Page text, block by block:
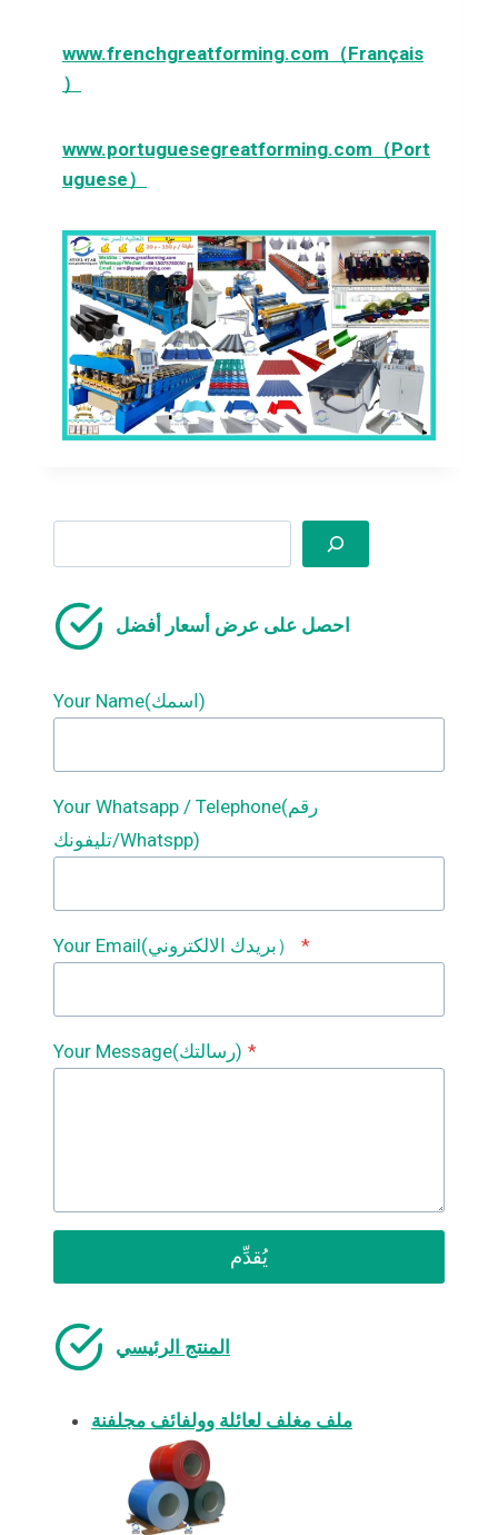
www.frenchgreatforming.com（Français
）
www.portuguesegreatforming.com（Port
uguese）
احصل على عرض أسعار أفضل
Your Name(اسمك)
Your Whatsapp / Telephone(رقم
تليفونك/Whatspp)
Your Email(بريدك الالكتروني） *
Your Message(رسالتك) *
يُقدِّم
المنتج الرئيسي
ملف مغلف لعائلة وولفائف مجلفنة